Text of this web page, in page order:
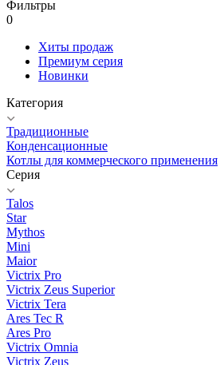
Фильтры
0
Хиты продаж
Премиум серия
Новинки
Категория
Традиционные
Конденсационные
Котлы для коммерческого применения
Серия
Talos
Star
Mythos
Mini
Maior
Victrix Pro
Victrix Zeus Superior
Victrix Tera
Ares Tec R
Ares Pro
Victrix Omnia
Victrix Zeus